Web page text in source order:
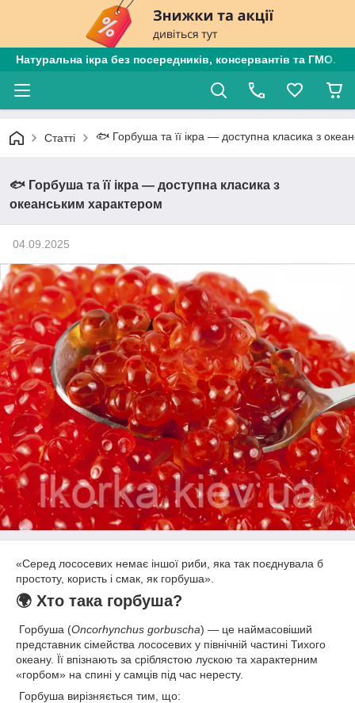
Натуральна ікра без посередників, консервантів та ГМО.
Статті 🐟 Горбуша та її ікра — доступна класика з
🐟 Горбуша та її ікра — доступна класика з
океанським характером
04.09.2025
«Серед лососевих немає іншої риби, яка так поєднувала б
простоту, користь і смак, як горбуша».
🌍 Хто така горбуша?
Горбуша (Oncorhynchus gorbuscha) — це наймасовіший
представник сімейства лососевих у північній частині Тихого
океану. Її впізнають за сріблястою лускою та характерним
«горбом» на спині у самців під час нересту.
Горбуша вирізняється тим, що: